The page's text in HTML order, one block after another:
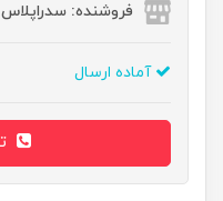
فروشنده: سدراپلاس
آماده ارسال